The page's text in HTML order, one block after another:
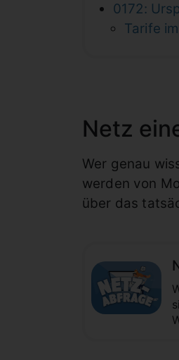
0172:
Tarife
Netz
Wer genau
werden von
über das